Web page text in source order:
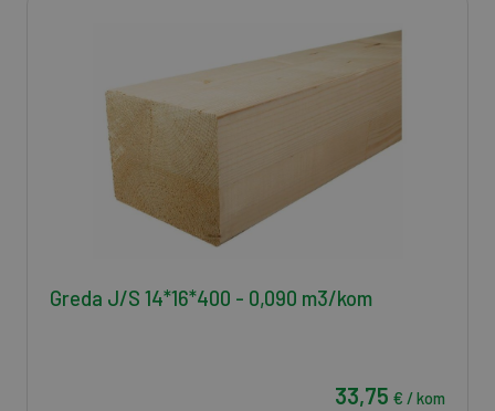
Greda J/S 14*16*400 - 0,090 m3/kom
33,75 € / kom